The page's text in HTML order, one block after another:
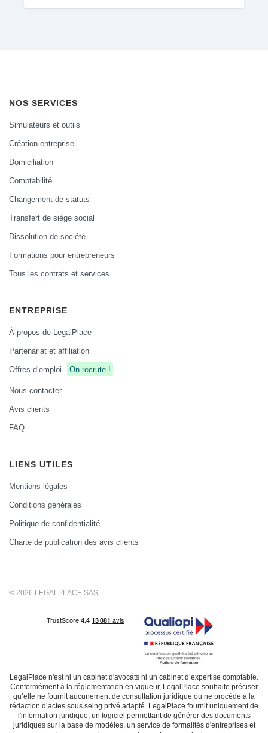
NOS SERVICES
Simulateurs et outils
Création entreprise
Domiciliation
Comptabilité
Changement de statuts
Transfert de siège social
Dissolution de société
Formations pour entrepreneurs
Tous les contrats et services
ENTREPRISE
À propos de LegalPlace
Partenariat et affiliation
Offres d’emploi
On recrute !
Nous contacter
Avis clients
FAQ
LIENS UTILES
Mentions légales
Conditions générales
Politique de confidentialité
Charte de publication des avis clients
© 2026 LEGALPLACE SAS
LegalPlace n'est ni un cabinet d'avocats ni un cabinet d’expertise comptable.
Conformément à la réglementation en vigueur, LegalPlace souhaite préciser
qu’elle ne fournit aucunement de consultation juridique ou ne procède à la
rédaction d’actes sous seing privé adapté. LegalPlace fournit uniquement de
l'information juridique, un logiciel permettant de générer des documents
juridiques sur la base de modèles, un service de formalités d'entreprises et